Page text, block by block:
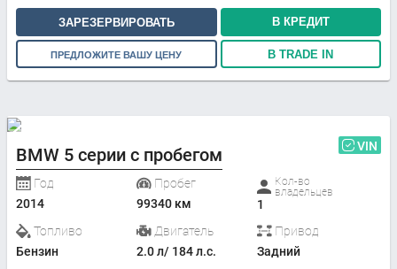
ЗАРЕЗЕРВИРОВАТЬ В КРЕДИТ
ПРЕДЛОЖИТЕ ВАШУ ЦЕНУ В TRADE IN
BMW 5 серии с пробегом VIN
Год
2014
Пробег
99340 км
Кол-во
владельцев
1
Топливо
Бензин
Двигатель
2.0 л/ 184 л.с.
Привод
Задний